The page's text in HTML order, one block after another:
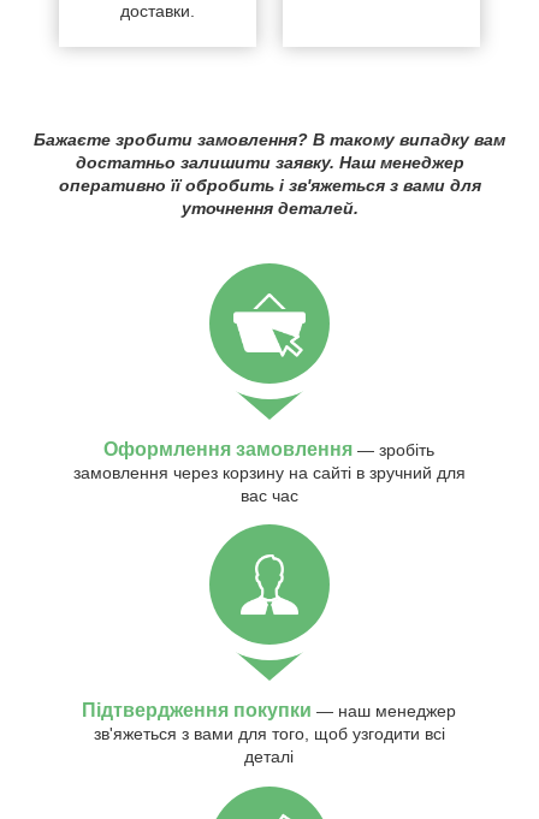
доставки.
Бажаєте зробити замовлення? В такому випадку вам
достатньо залишити заявку. Наш менеджер
оперативно її обробить і зв'яжеться з вами для
уточнення деталей.
Оформлення замовлення — зробіть
замовлення через корзину на сайті в зручний для
вас час
Підтвердження покупки — наш менеджер
зв'яжеться з вами для того, щоб узгодити всі
деталі